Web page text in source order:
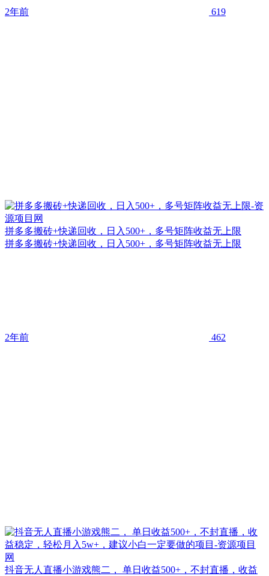
2年前 619
拼多多搬砖+快递回收，日入500+，多号矩阵收益无上限
拼多多搬砖+快递回收，日入500+，多号矩阵收益无上限
2年前 462
抖音无人直播小游戏熊二， 单日收益500+，不封直播，收益